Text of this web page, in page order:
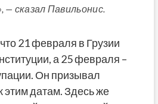
— сказал Павильонис.
21 февраля в Грузии
а 25 февраля –
Он призывал
этим датам. Здесь же